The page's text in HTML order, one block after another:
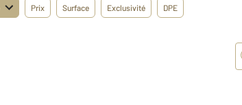
Prix Surface Exclusivité DPE